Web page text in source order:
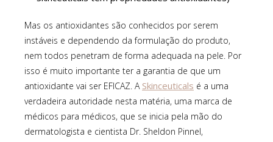
Mas os antioxidantes são conhecidos por serem
instáveis e dependendo da formulação do produto,
nem todos penetram de forma adequada na pele. Por
isso é muito importante ter a garantia de que um
antioxidante vai ser EFICAZ. A Skinceuticals é a uma
verdadeira autoridade nesta matéria, uma marca de
médicos para médicos, que se inicia pela mão do
dermatologista e cientista Dr. Sheldon Pinnel,